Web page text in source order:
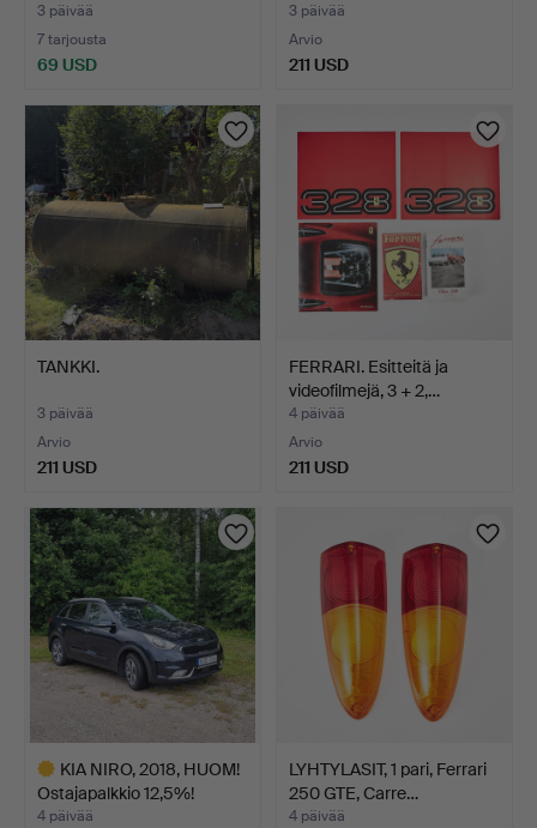
3 päivää
7 tarjousta
69 USD
3 päivää
Arvio
211 USD
TANKKI.
3 päivää
Arvio
211 USD
FERRARI. Esitteitä ja
videofilmejä, 3 + 2,…
4 päivää
Arvio
211 USD
KIA NIRO, 2018, HUOM!
Ostajapalkkio 12,5%!
4 päivää
LYHTYLASIT, 1 pari, Ferrari
250 GTE, Carre…
4 päivää